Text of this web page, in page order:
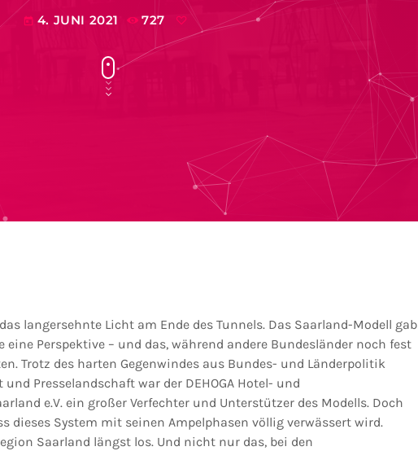
today 4. JUNI 2021 727
langersehnte Licht am Ende des Tunnels. Das Saarland-Modell gab
eine Perspektive – und das, während andere Bundesländer noch fest
Trotz des harten Gegenwindes aus Bundes- und Länderpolitik
Presselandschaft war der DEHOGA Hotel- und
e.V. ein großer Verfechter und Unterstützer des Modells. Doch
dieses System mit seinen Ampelphasen völlig verwässert wird.
Saarland längst los. Und nicht nur das, bei den